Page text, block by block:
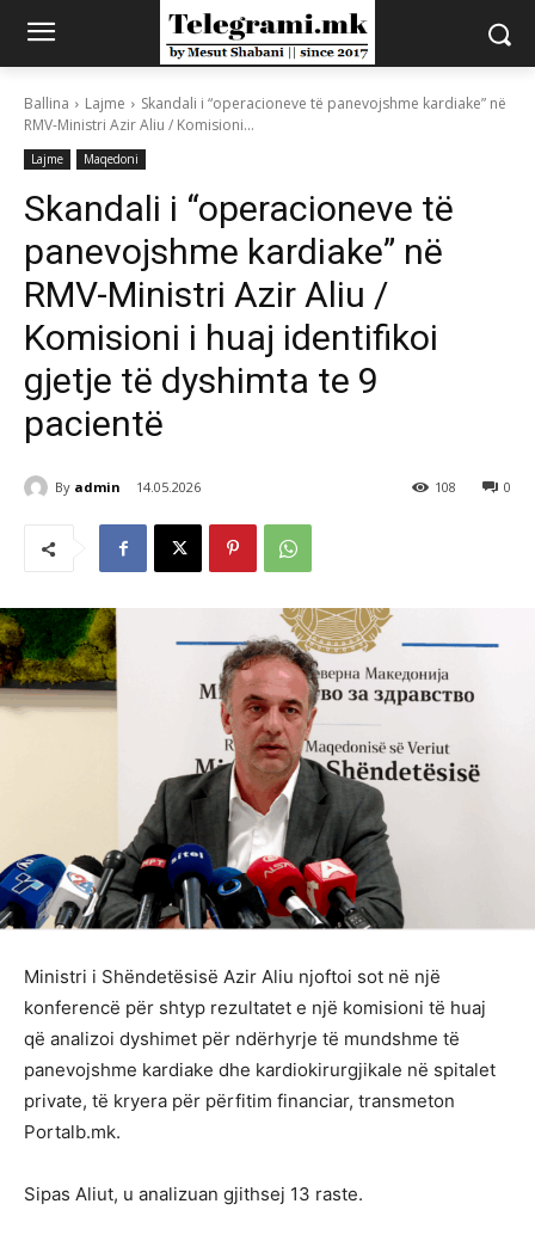
Ballina Lajme
Skandali i “operacioneve të panevojshme kardiake” në
RMV-Ministri Azir Aliu / Komisioni...
Lajme Maqedoni
Skandali i “operacioneve të
panevojshme kardiake” në
RMV-Ministri Azir Aliu /
Komisioni i huaj identifikoi
gjetje të dyshimta te 9
pacientë
By admin 14.05.2026 0
108
Ministri i Shëndetësisë Azir Aliu njoftoi sot në një
konferencë për shtyp rezultatet e një komisioni të huaj
që analizoi dyshimet për ndërhyrje të mundshme të
panevojshme kardiake dhe kardiokirurgjikale në spitalet
private, të kryera për përfitim financiar, transmeton
Portalb.mk.
Sipas Aliut, u analizuan gjithsej 13 raste.